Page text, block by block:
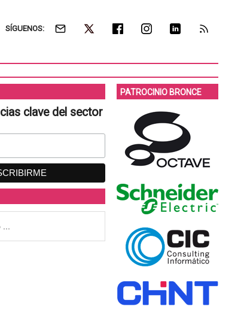
SÍGUENOS:
clave del sector
PATROCINIO BRONCE